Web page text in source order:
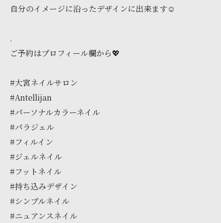
自分のイメージに沿ったデザインに出来ます☺️
.
ご予約はプロフィール欄から💖
#大宮ネイルサロン
#Antellijan
#パーソナルカラーネイル
#パラジェル
#フィルイン
#ジェルネイル
#フットネイル
#持ち込みデザイン
#シンプルネイル
#ニュアンスネイル